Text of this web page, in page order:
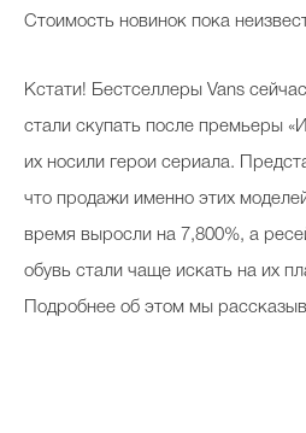
Стоимость новинок пока
Кстати! Бестселлеры Vans
стали скупать после премьеры
их носили герои сериала.
что продажи именно этих
время выросли на 7,800%, а
обувь стали чаще искать на их
Подробнее об этом мы